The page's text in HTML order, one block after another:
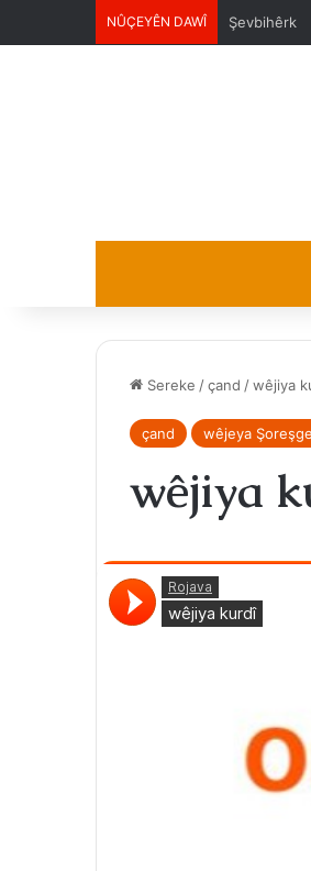
NÛÇEYÊN DAWÎ Ektwel jin
Sereke /çand /wêjiya
çand wêjeya
wêjiya